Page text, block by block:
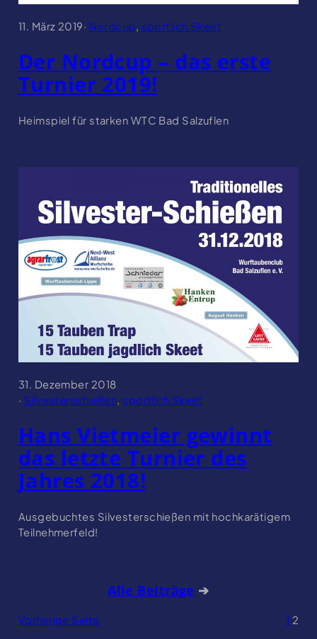
11. März 2019· Nordcup, sportlich Skeet
Der Nordcup – das erste
Turnier 2019!
Heimspiel für starken WTC Bad Salzuflen
31. Dezember 2018
· Silvesterschießen sportlich Skeet
Hans Vietmeier gewinnt
das letzte Turnier des
Jahres 2018!
Ausgebuchtes Silvesterschießen mit hochkarätigem
Teilnehmerfeld!
Alle Beiträge ➔
Vorherige Seite 1 2